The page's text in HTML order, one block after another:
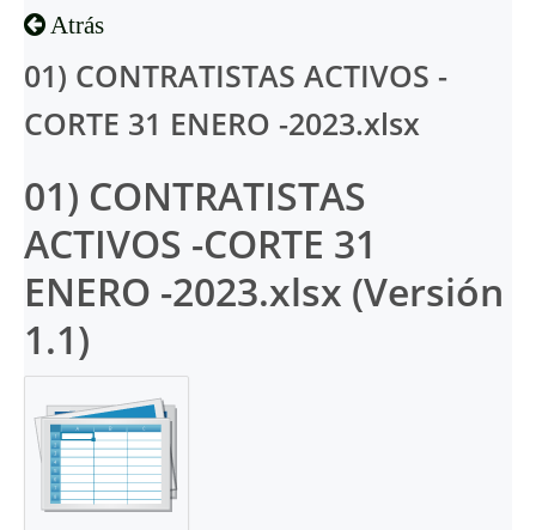
Atrás
01) CONTRATISTAS ACTIVOS -
CORTE 31 ENERO -2023.xlsx
01) CONTRATISTAS
ACTIVOS -CORTE 31
ENERO -2023.xlsx (Versión
1.1)